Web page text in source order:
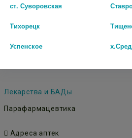
© Городская аптека -
Лекарства и БАДы
Парафармацевтика
Адреса аптек
ст. Суворовская
Тихорецк
Успенское